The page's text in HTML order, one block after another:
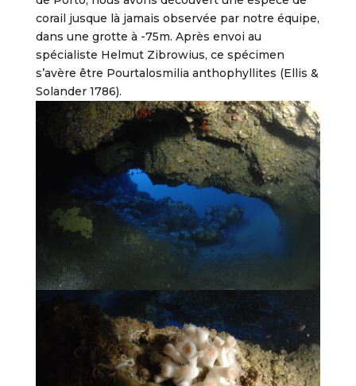
corail jusque là jamais observée par notre équipe,
dans une grotte à -75m. Après envoi au
spécialiste Helmut Zibrowius, ce spécimen
s’avère être Pourtalosmilia anthophyllites (Ellis &
Solander 1786).